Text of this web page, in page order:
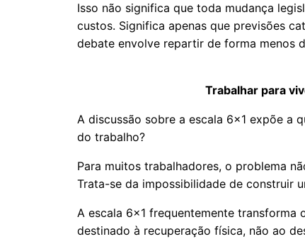
Isso não significa que toda mudança
custos. Significa apenas que previsões
debate envolve repartir de forma menos
Trabalhar para
A discussão sobre a escala 6x1 expõe a
do trabalho?
Para muitos trabalhadores, o problema
Trata-se da impossibilidade de construir
A escala 6x1 frequentemente transforma
destinado à recuperação física, não ao